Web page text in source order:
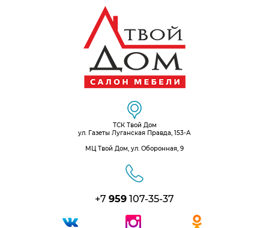
ТСК Твой Дом
ул. Газеты Луганская Правда, 153-А
МЦ Твой Дом, ул. Оборонная, 9
+7 959 107-35-37